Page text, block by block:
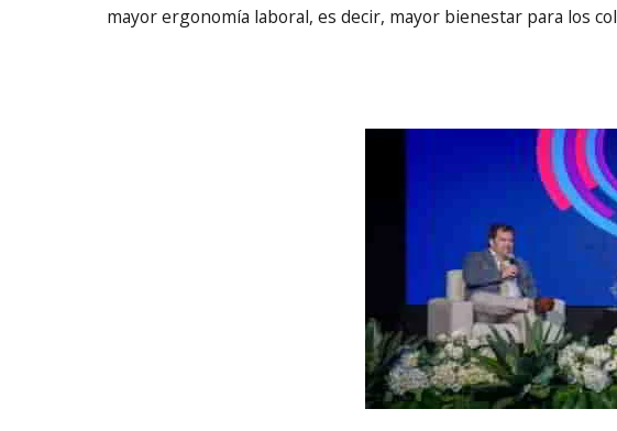
mayor ergonomía laboral, es decir, mayor bienestar para los